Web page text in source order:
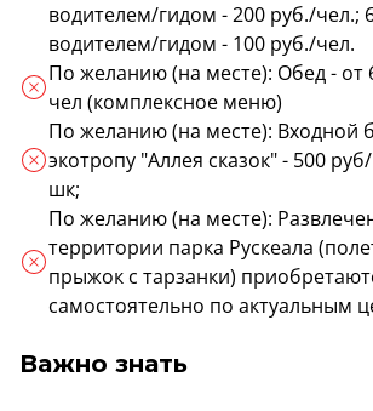
водителем/гидом - 200 руб./чел.;
водителем/гидом - 100 руб./чел.
По желанию (на месте): Обед - от
чел (комплексное меню)
По желанию (на месте): Входной
экотропу "Аллея сказок" - 500
шк;
По желанию (на месте):
территории парка Рускеала
прыжок с тарзанки)
самостоятельно по актуальным
Важно знать